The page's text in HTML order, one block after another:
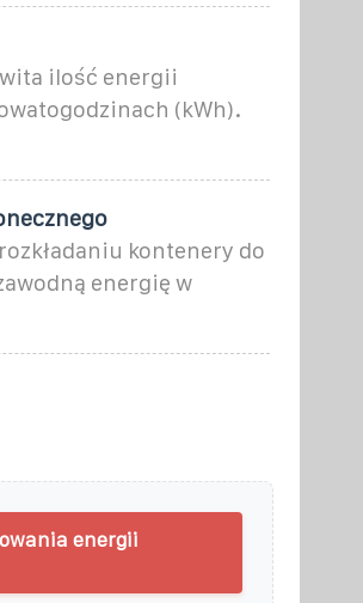
ilość energii
(kWh).
kontenery do
energię w
energii